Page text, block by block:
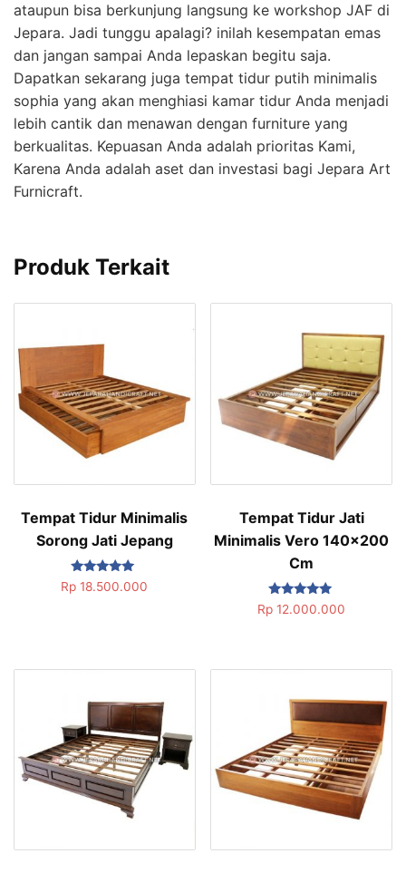
ataupun bisa berkunjung langsung ke workshop JAF di
Jepara. Jadi tunggu apalagi? inilah kesempatan emas
dan jangan sampai Anda lepaskan begitu saja.
Dapatkan sekarang juga tempat tidur putih minimalis
sophia yang akan menghiasi kamar tidur Anda menjadi
lebih cantik dan menawan dengan furniture yang
berkualitas. Kepuasan Anda adalah prioritas Kami,
Karena Anda adalah aset dan investasi bagi Jepara Art
Furnicraft.
Produk Terkait
Tempat Tidur Minimalis
Sorong Jati Jepang
Dinilai
5.00
Rp 18.500.000
Tempat Tidur Jati
Minimalis Vero 140×200
Cm
Dinilai
5.00
Rp 12.000.000